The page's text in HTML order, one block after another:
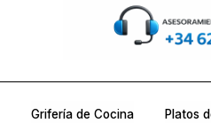
Grifería de Cocina Platos